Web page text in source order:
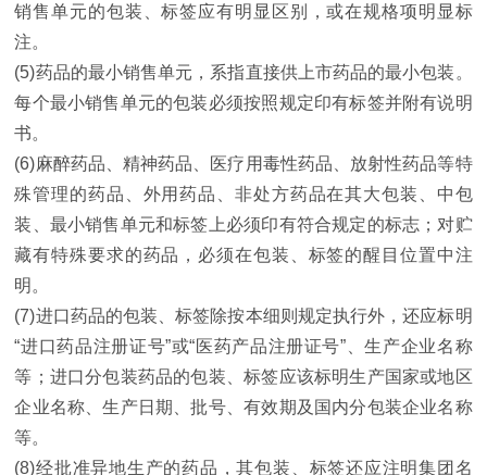
销售单元的包装、标签应有明显区别，或在规格项明显标
注。
(5)药品的最小销售单元，系指直接供上市药品的最小包装。
每个最小销售单元的包装必须按照规定印有标签并附有说明
书。
(6)麻醉药品、精神药品、医疗用毒性药品、放射性药品等特
殊管理的药品、外用药品、非处方药品在其大包装、中包
装、最小销售单元和标签上必须印有符合规定的标志；对贮
藏有特殊要求的药品，必须在包装、标签的醒目位置中注
明。
(7)进口药品的包装、标签除按本细则规定执行外，还应标明
“进口药品注册证号”或“医药产品注册证号”、生产企业名称
等；进口分包装药品的包装、标签应该标明生产国家或地区
企业名称、生产日期、批号、有效期及国内分包装企业名称
等。
(8)经批准异地生产的药品，其包装、标签还应注明集团名